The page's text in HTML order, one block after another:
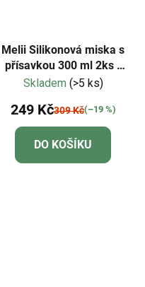
Melii Silikonová miska s
přísavkou 300 ml 2ks -
Unicorn
Skladem (>5 ks)
249 Kč309 Kč(–19 %)
DO KOŠÍKU